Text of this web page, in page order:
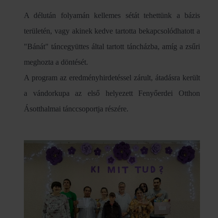
A délután folyamán kellemes sétát tehettünk a bázis
területén, vagy akinek kedve tartotta bekapcsolódhatott a
"Bánát" táncegyüttes által tartott táncházba, amíg a zsűri
meghozta a döntését.
A program az eredményhirdetéssel zárult, átadásra került
a vándorkupa az első helyezett Fenyőerdei Otthon
Ásotthalmai tánccsoportja részére.